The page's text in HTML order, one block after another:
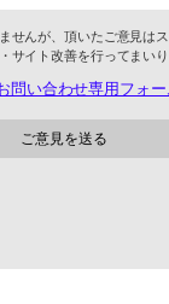
せんが、頂いたご意見は
サイト改善を行ってまいり
問い合わせ専用フォー